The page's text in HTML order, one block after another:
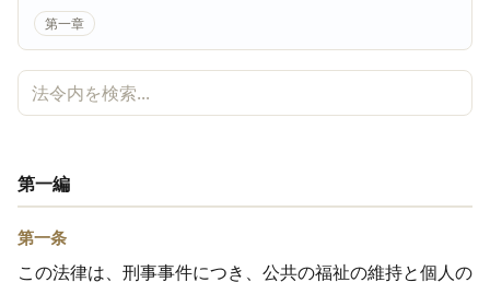
第一章
第一編
第一条
この法律は、刑事事件につき、公共の福祉の維持と個人の